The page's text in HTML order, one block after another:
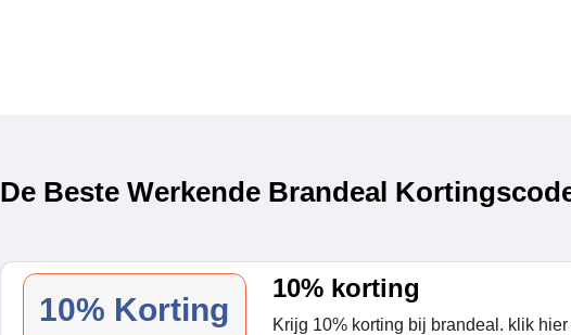
De Beste Werkende Brandeal
10% Korting
10% korting
Krijg 10% korting bij brandeal. klik